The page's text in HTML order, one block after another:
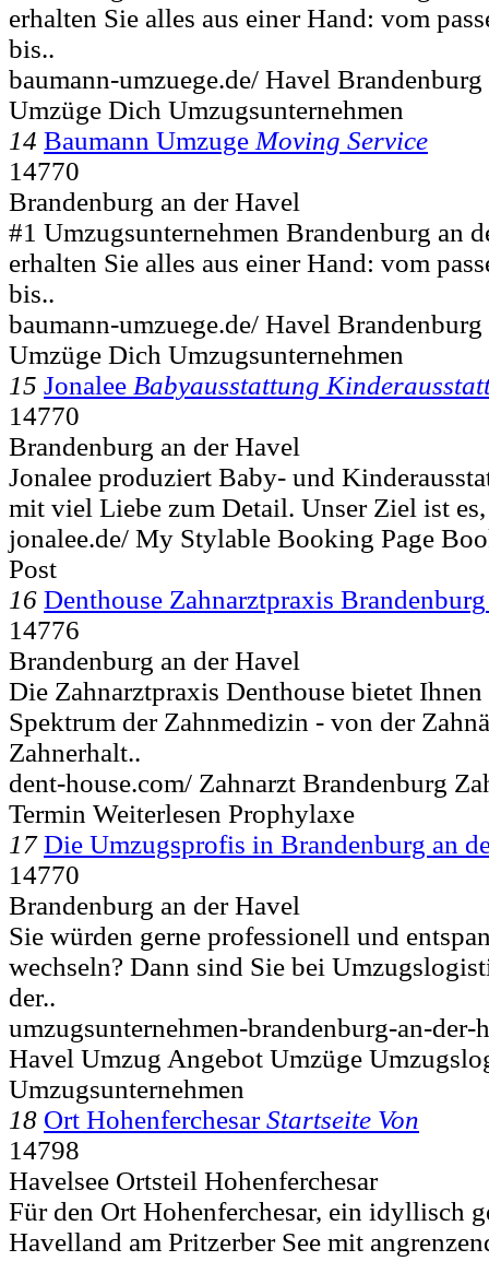
erhalten Sie alles aus einer Hand: vom
bis..
baumann-umzuege.de/ Havel
Umzüge Dich Umzugsunternehmen
14 Baumann Umzuge Moving Service
14770
Brandenburg an der Havel
#1 Umzugsunternehmen Brandenburg an
erhalten Sie alles aus einer Hand: vom
bis..
baumann-umzuege.de/ Havel
Umzüge Dich Umzugsunternehmen
15 Jonalee Babyausstattung
14770
Brandenburg an der Havel
Jonalee produziert Baby- und
mit viel Liebe zum Detail. Unser Ziel ist es,
jonalee.de/ My Stylable Booking Page
Post
16 Denthouse Zahnarztpraxis Brandenburg
14776
Brandenburg an der Havel
Die Zahnarztpraxis Denthouse bietet Ihnen
Spektrum der Zahnmedizin - von der
Zahnerhalt..
dent-house.com/ Zahnarzt Brandenburg
Termin Weiterlesen Prophylaxe
17 Die Umzugsprofis in Brandenburg an
14770
Brandenburg an der Havel
Sie würden gerne professionell und
wechseln? Dann sind Sie bei
der..
umzugsunternehmen-brandenburg-an-der-
Havel Umzug Angebot Umzüge
Umzugsunternehmen
18 Ort Hohenferchesar Startseite Von
14798
Havelsee Ortsteil Hohenferchesar
Für den Ort Hohenferchesar, ein idyllisch
Havelland am Pritzerber See mit